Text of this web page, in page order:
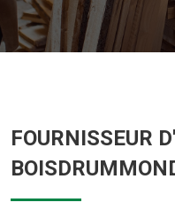
FOURNISSEUR